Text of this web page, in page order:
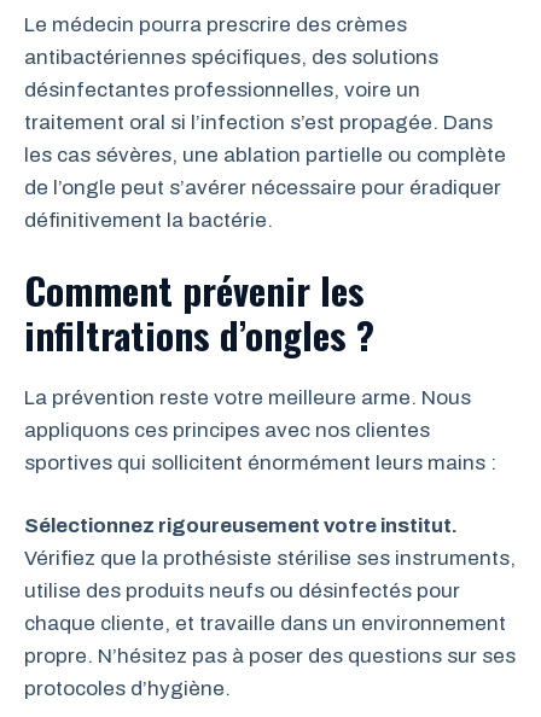
Le médecin pourra prescrire des crèmes
antibactériennes spécifiques, des solutions
désinfectantes professionnelles, voire un
traitement oral si l’infection s’est propagée. Dans
les cas sévères, une ablation partielle ou complète
de l’ongle peut s’avérer nécessaire pour éradiquer
définitivement la bactérie.
Comment prévenir les
infiltrations d’ongles ?
La prévention reste votre meilleure arme. Nous
appliquons ces principes avec nos clientes
sportives qui sollicitent énormément leurs mains :
Sélectionnez rigoureusement votre institut.
Vérifiez que la prothésiste stérilise ses instruments,
utilise des produits neufs ou désinfectés pour
chaque cliente, et travaille dans un environnement
propre. N’hésitez pas à poser des questions sur ses
protocoles d’hygiène.